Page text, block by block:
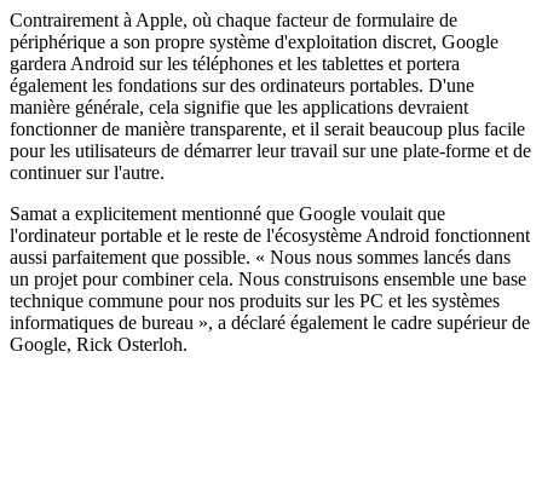
Contrairement à Apple, où chaque facteur de formulaire de
périphérique a son propre système d'exploitation discret, Google
gardera Android sur les téléphones et les tablettes et portera
également les fondations sur des ordinateurs portables. D'une
manière générale, cela signifie que les applications devraient
fonctionner de manière transparente, et il serait beaucoup plus facile
pour les utilisateurs de démarrer leur travail sur une plate-forme et de
continuer sur l'autre.
Samat a explicitement mentionné que Google voulait que
l'ordinateur portable et le reste de l'écosystème Android fonctionnent
aussi parfaitement que possible. « Nous nous sommes lancés dans
un projet pour combiner cela. Nous construisons ensemble une base
technique commune pour nos produits sur les PC et les systèmes
informatiques de bureau », a déclaré également le cadre supérieur de
Google, Rick Osterloh.